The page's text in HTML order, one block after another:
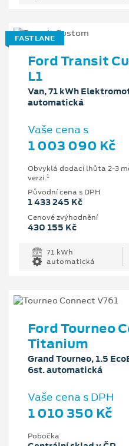
FAST LANE
Ford Transit
L1
Van, 71 kWh
automatická
Vaše cena s
1 003 090 Kč
Obvyklá dodací lhůta 2-3
verzi.1
Původní cena s DPH
1 433 245 Kč
Cenové zvýhodnění
430 155 Kč
71 kWh
automatická
Ford Tourneo
Titanium
Grand Tourneo, 1.5
6st. automatická
Vaše cena s DPH
1 010 350 Kč
Pobočka